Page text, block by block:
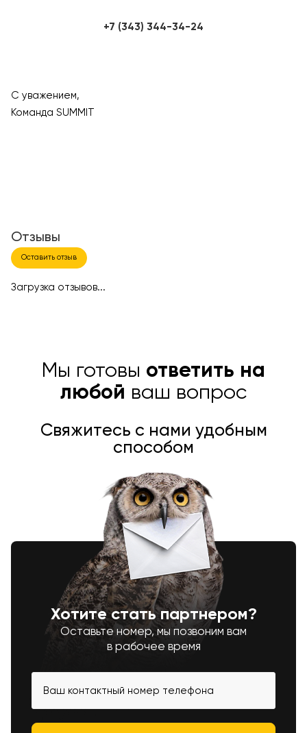
+7 (343) 344-34-24
С уважением,
Команда SUMMIT
Отзывы
Оставить отзыв
Загрузка отзывов...
Мы готовы ответить на
любой ваш вопрос
Свяжитесь с нами удобным
способом
Хотите стать партнером?
Оставьте номер, мы позвоним вам
в рабочее время